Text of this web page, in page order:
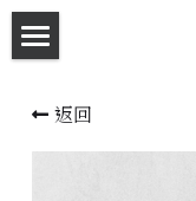
返回
所有商品分類